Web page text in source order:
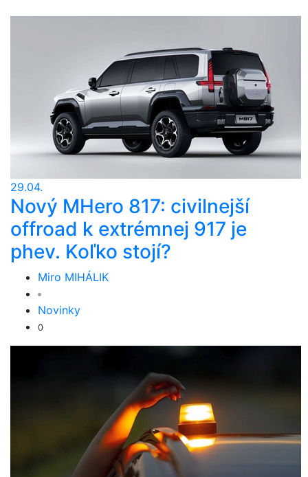
29.04.
Nový MHero 817: civilnejší
offroad k extrémnej 917 je
phev. Koľko stojí?
Miro MIHÁLIK
Novinky
0